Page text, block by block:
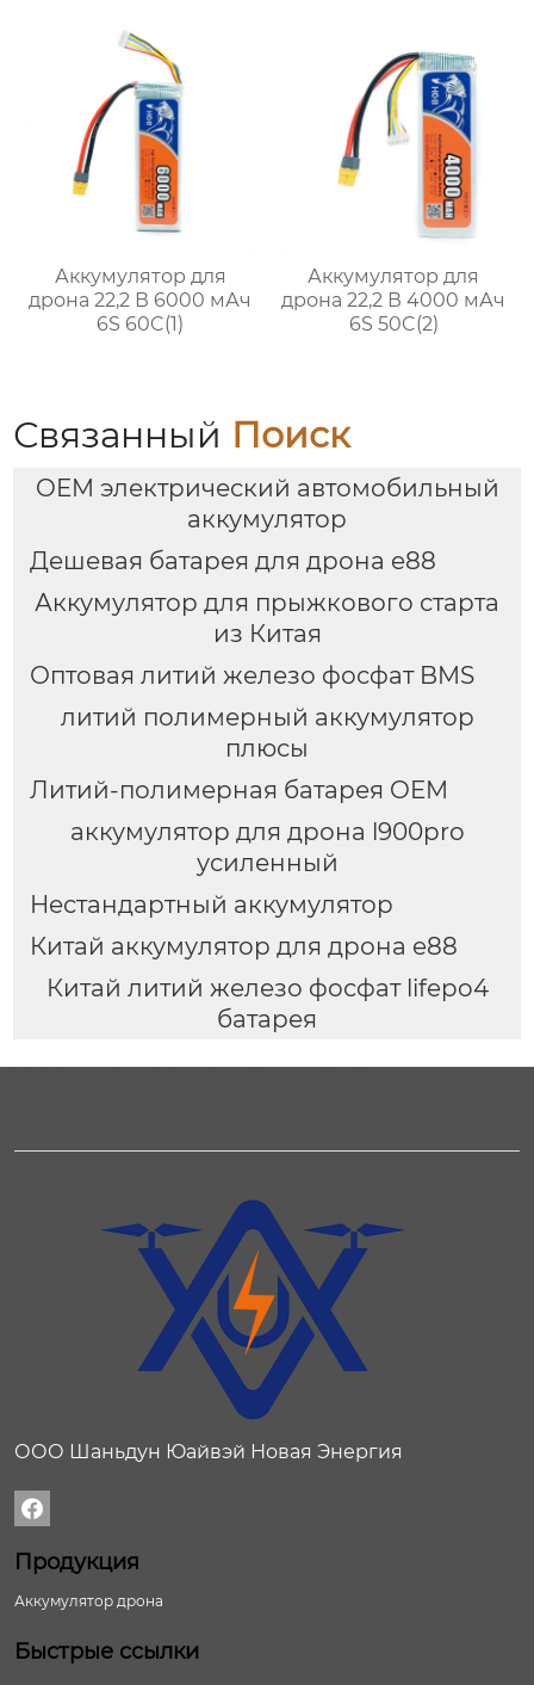
Аккумулятор для
дрона 22,2 В 6000 мАч
6S 60C(1)
Аккумулятор для
дрона 22,2 В 4000 мАч
6S 50C(2)
Связанный Поиск
OEM электрический автомобильный
аккумулятор
Дешевая батарея для дрона e88
Аккумулятор для прыжкового старта
из Китая
Оптовая литий железо фосфат BMS
литий полимерный аккумулятор
плюсы
Литий-полимерная батарея OEM
аккумулятор для дрона l900pro
усиленный
Нестандартный аккумулятор
Китай аккумулятор для дрона e88
Китай литий железо фосфат lifepo4
батарея
ООО Шаньдун Юайвэй Новая Энергия

Продукция
Аккумулятор дрона
Быстрые ссылки